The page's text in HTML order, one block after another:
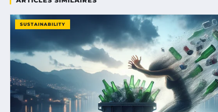
SUSTAINABILITY